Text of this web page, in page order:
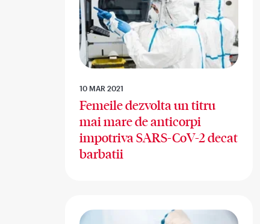
10 MAR 2021
Femeile dezvolta un titru
mai mare de anticorpi
impotriva SARS-CoV-2 decat
barbatii